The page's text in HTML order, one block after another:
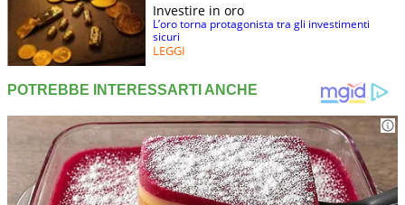
Investire in oro
L’oro torna protagonista tra gli investimenti
sicuri
LEGGI